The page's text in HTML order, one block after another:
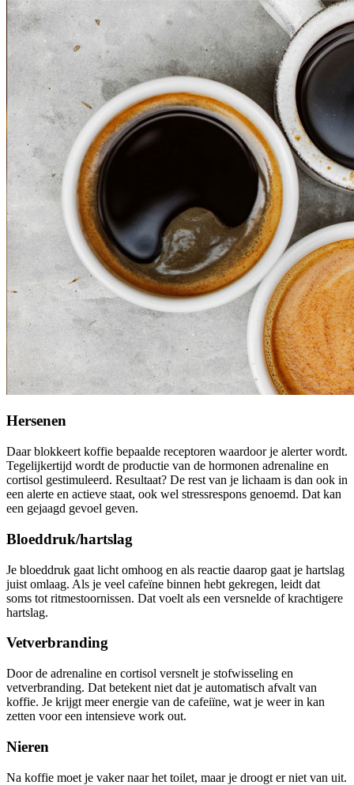
Hersenen
Daar blokkeert koffie bepaalde receptoren waardoor je alerter wordt.
Tegelijkertijd wordt de productie van de hormonen adrenaline en
cortisol gestimuleerd. Resultaat? De rest van je lichaam is dan ook in
een alerte en actieve staat, ook wel stressrespons genoemd. Dat kan
een gejaagd gevoel geven.
Bloeddruk/hartslag
Je bloeddruk gaat licht omhoog en als reactie daarop gaat je hartslag
juist omlaag. Als je veel cafeïne binnen hebt gekregen, leidt dat
soms tot ritmestoornissen. Dat voelt als een versnelde of krachtigere
hartslag.
Vetverbranding
Door de adrenaline en cortisol versnelt je stofwisseling en
vetverbranding. Dat betekent niet dat je automatisch afvalt van
koffie. Je krijgt meer energie van de cafeiïne, wat je weer in kan
zetten voor een intensieve work out.
Nieren
Na koffie moet je vaker naar het toilet, maar je droogt er niet van uit.